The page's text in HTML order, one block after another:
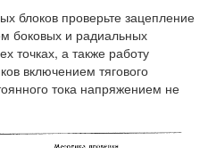
блоков проверьте зацепление
боковых и радиальных
точках, а также работу
включением тягового
тока напряжением не